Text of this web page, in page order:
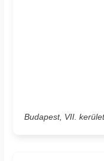
Budapest, VII.